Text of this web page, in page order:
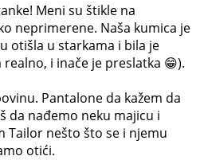
Meni su štikle na
neprimerene. Naša kumica je
otišla u starkama i bila je
i inače je preslatka 😁).
Pantalone da kažem da
da nađemo neku majicu i
Tailor nešto što se i njemu
otići.